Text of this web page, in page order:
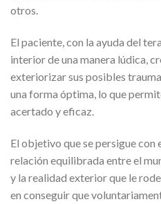
otros.
El paciente, con la ayuda del
interior de una manera lúdica,
exteriorizar sus posibles
una forma óptima, lo que
acertado y eficaz.
El objetivo que se persigue con
relación equilibrada entre el
y la realidad exterior que le
en conseguir que